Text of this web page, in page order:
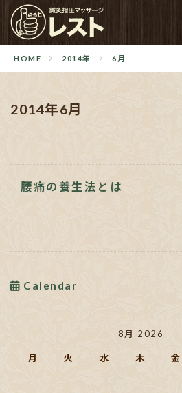
HOME 2014年 6月
2014年6月
腰痛の養生法とは
Calendar
8月 2026
月 火 水 木 金